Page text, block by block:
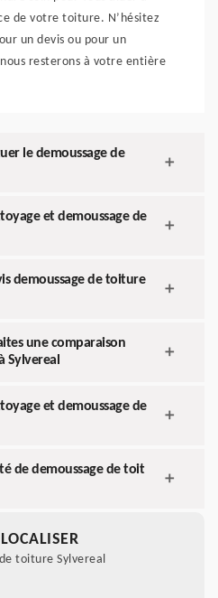
de votre toiture. N’hésitez
un devis ou pour un
resterons à votre entière
le demoussage de
et demoussage de
demoussage de toiture
une comparaison
Sylvereal
et demoussage de
de demoussage de toit
toiture Sylvereal